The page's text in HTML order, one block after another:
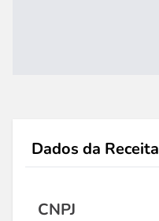
Dados da Receita
CNPJ